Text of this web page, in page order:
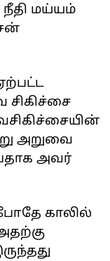
மய்யம்
சிகிச்சை
அறுவை
அவர்
காலில்